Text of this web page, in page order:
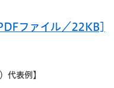
ファイル／22KB]
代表例】